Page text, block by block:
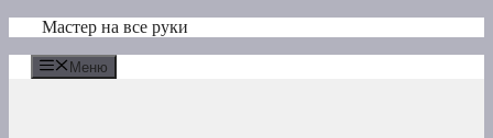
Перейти
содержимому
Мастер на все руки
Меню